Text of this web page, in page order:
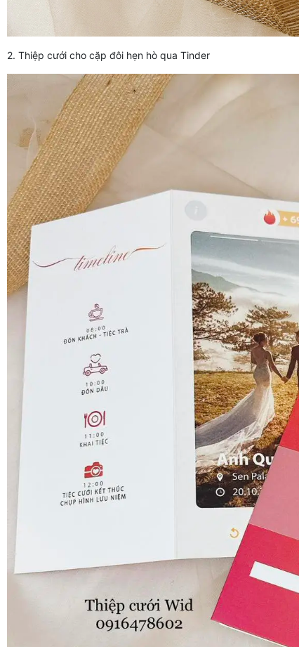
2. Thiệp cưới cho cặp đôi hẹn hò qua Tinder